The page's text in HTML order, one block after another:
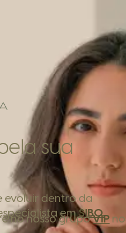
sua
evoluir dentro da
emSIBO.
no nosso grupoVIP no